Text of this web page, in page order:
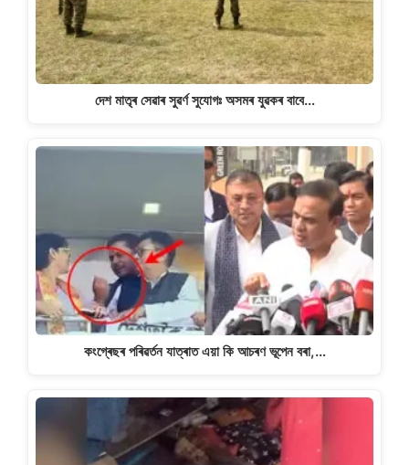
দেশ মাতৃৰ সেৱাৰ সুৱৰ্ণ সুযোগঃ অসমৰ যুৱকৰ বাবে…
কংগ্ৰেছৰ পৰিৱৰ্তন যাত্ৰাত এয়া কি আচৰণ ভূপেন বৰা,…